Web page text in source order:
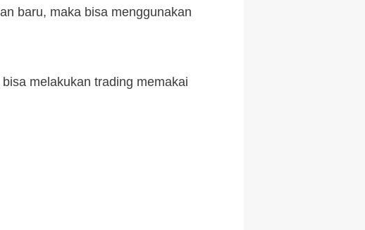
baru, maka bisa menggunakan
melakukan trading memakai